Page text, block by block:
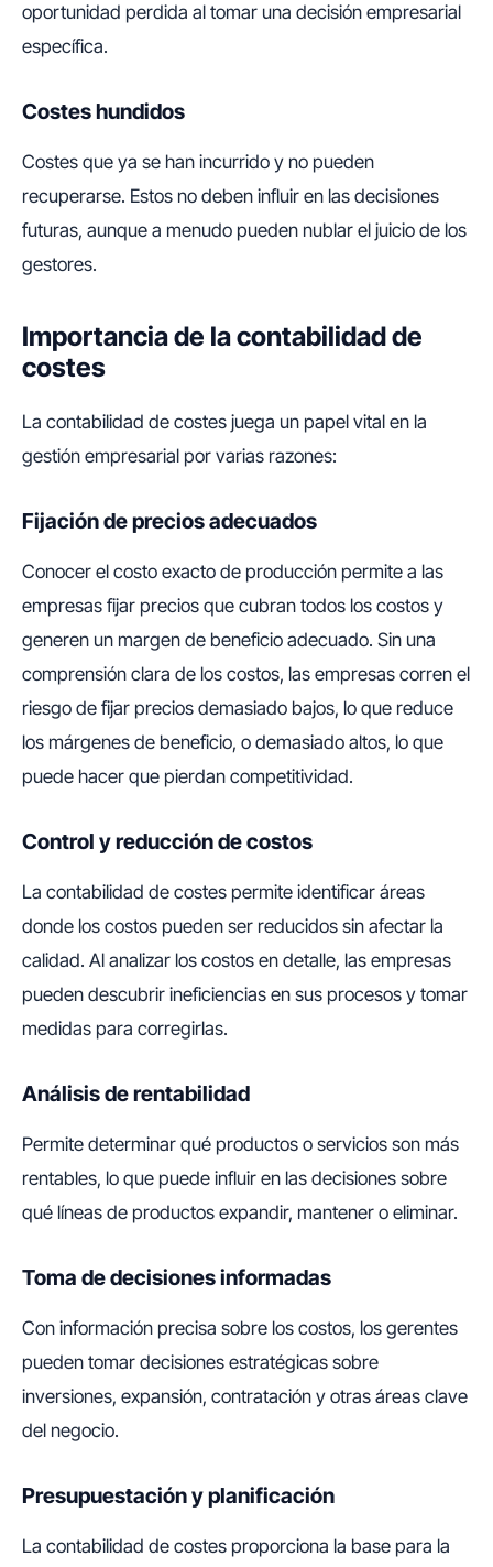
oportunidad perdida al tomar una decisión empresarial
específica.
Costes hundidos
Costes que ya se han incurrido y no pueden
recuperarse. Estos no deben influir en las decisiones
futuras, aunque a menudo pueden nublar el juicio de los
gestores.
Importancia de la contabilidad de
costes
La contabilidad de costes juega un papel vital en la
gestión empresarial por varias razones:
Fijación de precios adecuados
Conocer el costo exacto de producción permite a las
empresas fijar precios que cubran todos los costos y
generen un margen de beneficio adecuado. Sin una
comprensión clara de los costos, las empresas corren el
riesgo de fijar precios demasiado bajos, lo que reduce
los márgenes de beneficio, o demasiado altos, lo que
puede hacer que pierdan competitividad.
Control y reducción de costos
La contabilidad de costes permite identificar áreas
donde los costos pueden ser reducidos sin afectar la
calidad. Al analizar los costos en detalle, las empresas
pueden descubrir ineficiencias en sus procesos y tomar
medidas para corregirlas.
Análisis de rentabilidad
Permite determinar qué productos o servicios son más
rentables, lo que puede influir en las decisiones sobre
qué líneas de productos expandir, mantener o eliminar.
Toma de decisiones informadas
Con información precisa sobre los costos, los gerentes
pueden tomar decisiones estratégicas sobre
inversiones, expansión, contratación y otras áreas clave
del negocio.
Presupuestación y planificación
La contabilidad de costes proporciona la base para la